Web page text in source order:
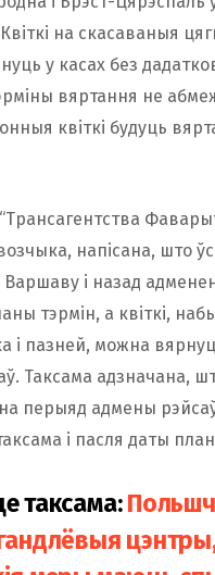
на скасаваныя
у касах без
вяртання не
квіткі будуць
напісана, што
Варшаву і назад
тэрмін, а квіткі,
і пазней, можна
Таксама адзначана,
перыяд адмены
і пасля даты
таксама: